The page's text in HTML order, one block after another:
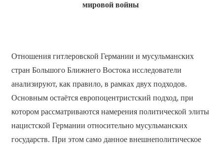
мировой войны
Отношения гитлеровской Германии и мусульманских
стран Большого Ближнего Востока исследователи
анализируют, как правило, в рамках двух подходов.
Основным остаётся европоцентристский подход, при
котором рассматриваются намерения политической элиты
нацистской Германии относительно мусульманских
государств. При этом само данное внешнеполитическое